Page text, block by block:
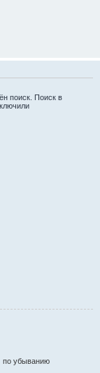
поиск. Поиск в
по убыванию